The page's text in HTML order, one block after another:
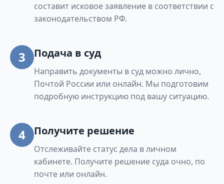
составит исковое заявление в соответствии с
законодательством РФ.
3 Подача в суд
Направить документы в суд можно лично,
Почтой России или онлайн. Мы подготовим
подробную инструкцию под вашу ситуацию.
4 Получите решение
Отслеживайте статус дела в личном
кабинете. Получите решение суда очно, по
почте или онлайн.